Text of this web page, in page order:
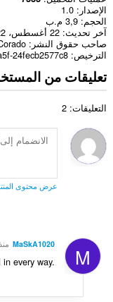
الإصدار
1.0
الحجم 3,9 م.ب
آخر تحديث 22 أغسطس، 2022
صاحب حقوق النشر
الترخيص 24fecb2577c8
تعليقات من
التعليقات: 2
عرض محتوى
M
MaSkA1020 منذ 3 أعوام
every way.